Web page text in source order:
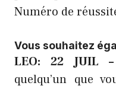
Numéro de
Vous souhaitez
LEO: 22 JUIL
quelqu’un que